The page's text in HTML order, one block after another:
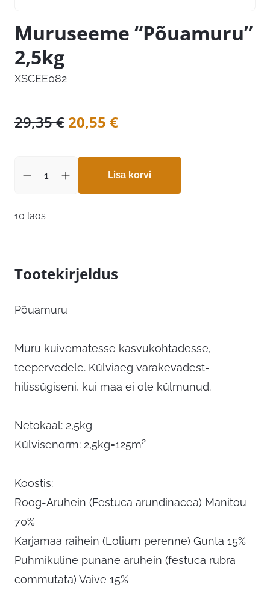
Muruseeme “Põuamuru”
2,5kg
XSCEE082
29,35€ Algne
oli:
29,35 €.
20,55 €Praegune
on:
20,55 €.
Lisa korvi
10 laos
Tootekirjeldus
Põuamuru
Muru kuivematesse kasvukohtadesse,
teepervedele. Külviaeg varakevadest-
hilissügiseni, kui maa ei ole külmunud.
Netokaal: 2,5kg
Külvisenorm: 2,5kg=125m2
Koostis:
Roog-Aruhein (Festuca arundinacea) Manitou
70%
Karjamaa raihein (Lolium perenne) Gunta 15%
Puhmikuline punane aruhein (festuca rubra
commutata) Vaive 15%